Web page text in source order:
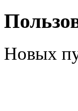
Новых